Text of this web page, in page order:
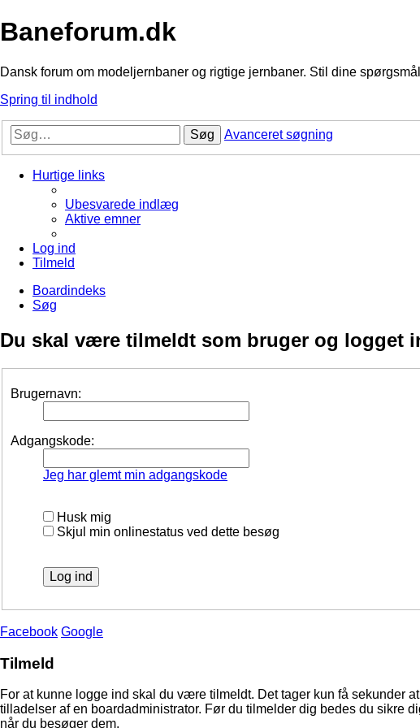
Baneforum.dk
Dansk forum om modeljernbaner og rigtige jernbaner. Stil dine
Spring til indhold
Søg Avanceret søgning
Hurtige links
Ubesvarede indlæg
Aktive emner
Log ind
Tilmeld
Boardindeks
Søg
Du skal være tilmeldt som bruger og logget
Brugernavn:
Adgangskode:
Jeg har glemt min adgangskode
Husk mig
Skjul min onlinestatus ved dette besøg
Facebook Google
Tilmeld
For at kunne logge ind skal du være tilmeldt. Det tager kun få sekunder
tilladelser af en boardadministrator. Før du tilmelder dig bedes du sikre
når du besøger dem.